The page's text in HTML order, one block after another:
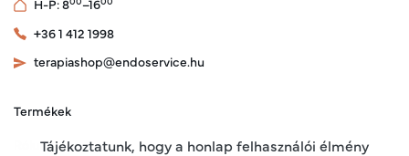
H-P: 8
–16
+36 1 412 1998
terapiashop@endoservice.hu
Termékek
RólunkTájékoztatunk, hogy a honlap felhasználói élmény